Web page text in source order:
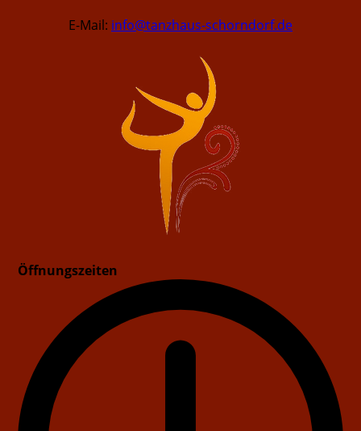
E-Mail: info@tanzhaus-schorndorf.de
Öffnungszeiten